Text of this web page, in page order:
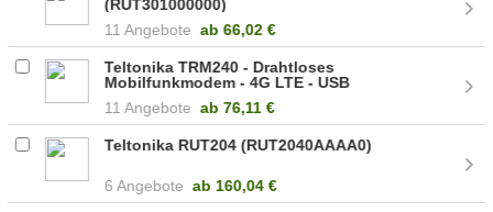
(RUT301000000)
11 Angebote ab 66,02 €
Teltonika TRM240 - Drahtloses
Mobilfunkmodem - 4G LTE - USB
11 Angebote ab 76,11 €
Teltonika RUT204 (RUT2040AAAA0)
6 Angebote ab 160,04 €